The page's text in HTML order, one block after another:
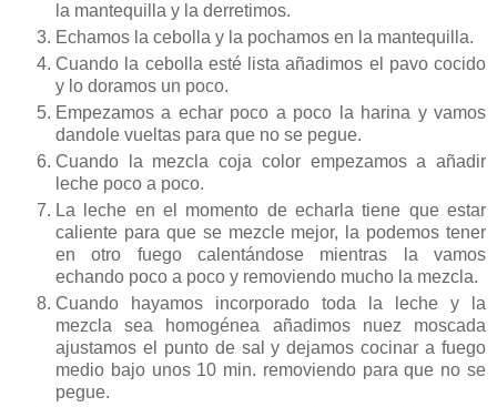
la mantequilla y la derretimos.
Echamos la cebolla y la pochamos en la mantequilla.
Cuando la cebolla esté lista añadimos el pavo cocido
y lo doramos un poco.
Empezamos a echar poco a poco la harina y vamos
dandole vueltas para que no se pegue.
Cuando la mezcla coja color empezamos a añadir
leche poco a poco.
La leche en el momento de echarla tiene que estar
caliente para que se mezcle mejor, la podemos tener
en otro fuego calentándose mientras la vamos
echando poco a poco y removiendo mucho la mezcla.
Cuando hayamos incorporado toda la leche y la
mezcla sea homogénea añadimos nuez moscada
ajustamos el punto de sal y dejamos cocinar a fuego
medio bajo unos 10 min. removiendo para que no se
pegue.